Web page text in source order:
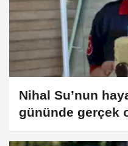
Nihal Su’nun
gününde gerçek